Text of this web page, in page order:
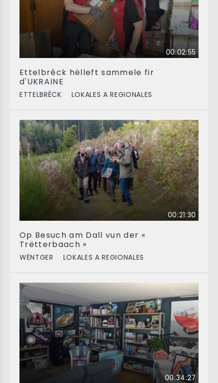
00:02:55
Ettelbréck hëlleft sammele fir
d'UKRAINE
ETTELBRÉCK LOKALES A REGIONALES
00:21:30
Op Besuch am Dall vun der «
Trëtterbaach »
WËNTGER LOKALES A REGIONALES
00:34:27